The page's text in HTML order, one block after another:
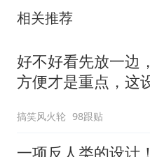
相关推荐
好不好看先放一边
方便才是重点，这
搞笑风火轮 98跟贴
一项反人类的设计！